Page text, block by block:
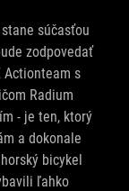
súčasťou
zodpovedať
Actionteam s
Radium
- je ten, ktorý
a dokonale
bicykel
ľahko